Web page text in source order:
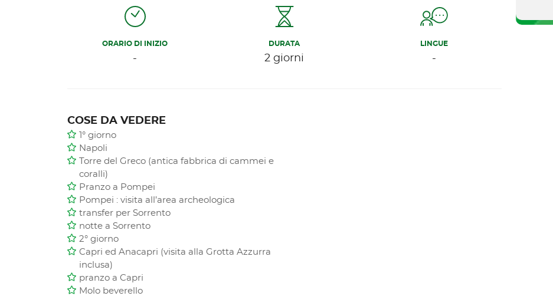
ORARIO DI INIZIO
-
DURATA
2 giorni
LINGUE
-
COSE DA VEDERE
1° giorno
Napoli
Torre del Greco (antica fabbrica di cammei e
coralli)
Pranzo a Pompei
Pompei : visita all’area archeologica
transfer per Sorrento
notte a Sorrento
2° giorno
Capri ed Anacapri (visita alla Grotta Azzurra
inclusa)
pranzo a Capri
Molo beverello